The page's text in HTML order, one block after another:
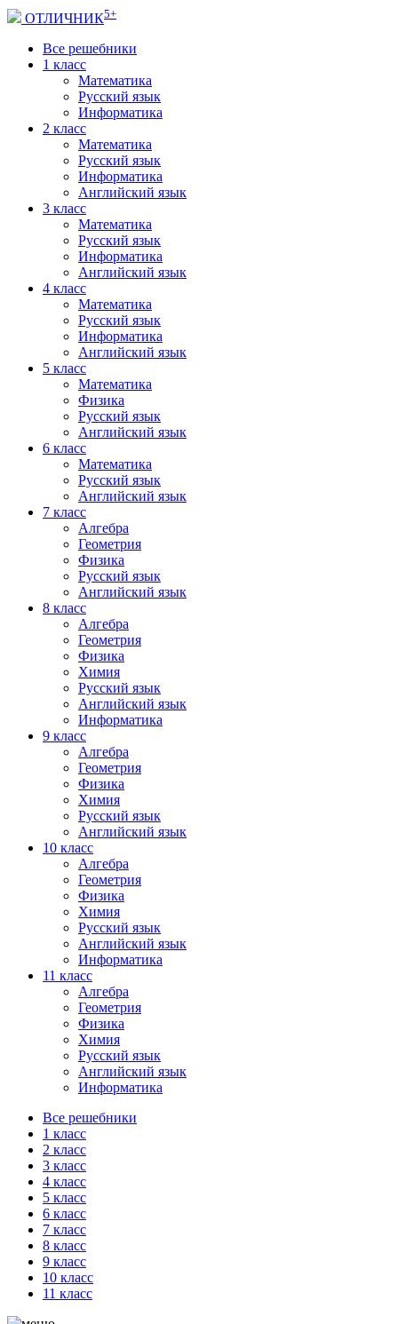
ОТЛИЧНИК5+
Все решебники
1 класс
Математика
Русский язык
Информатика
2 класс
Математика
Русский язык
Информатика
Английский язык
3 класс
Математика
Русский язык
Информатика
Английский язык
4 класс
Математика
Русский язык
Информатика
Английский язык
5 класс
Математика
Физика
Русский язык
Английский язык
6 класс
Математика
Русский язык
Английский язык
7 класс
Алгебра
Геометрия
Физика
Русский язык
Английский язык
8 класс
Алгебра
Геометрия
Физика
Химия
Русский язык
Английский язык
Информатика
9 класс
Алгебра
Геометрия
Физика
Химия
Русский язык
Английский язык
10 класс
Алгебра
Геометрия
Физика
Химия
Русский язык
Английский язык
Информатика
11 класс
Алгебра
Геометрия
Физика
Химия
Русский язык
Английский язык
Информатика
Все решебники
1 класс
2 класс
3 класс
4 класс
5 класс
6 класс
7 класс
8 класс
9 класс
10 класс
11 класс